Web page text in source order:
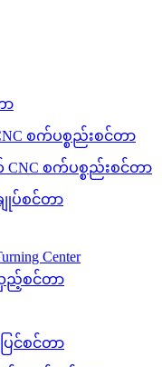
ာ
စက်ပစ္စည်းစင်တာ
စက်ပစ္စည်းစင်တာ
ျုပ်စင်တာ
Center
ည့်စင်တာ
ြင်စင်တာ